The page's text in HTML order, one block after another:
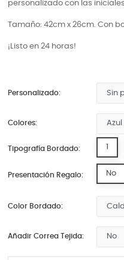
personalizado con las
Tamaño: 42cm x 26cm. Con
¡Listo en 24 horas!
Personalizado:
Colores:
Tipografía Bordado:
Presentación Regalo: No
Color Bordado:
Añadir Correa Tejida: